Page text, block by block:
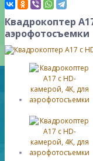
Квадрокоптер
аэрофотосъемки